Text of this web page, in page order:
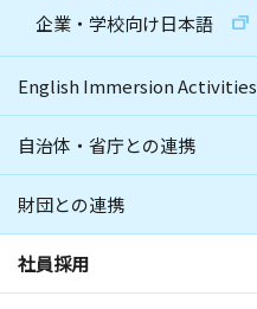
企業・学校向け日本語
English Immersion Activities
自治体・省庁との連携
財団との連携
社員採用